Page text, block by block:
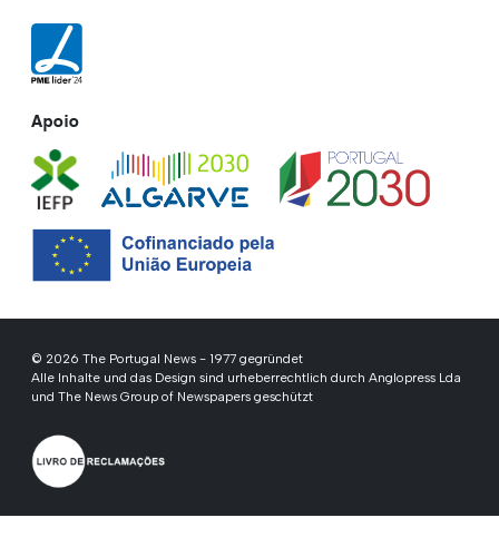
Apoio
© 2026 The Portugal News - 1977 gegründet
Alle Inhalte und das Design sind urheberrechtlich durch Anglopress Lda
und The News Group of Newspapers geschützt